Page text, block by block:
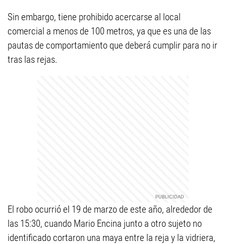
Sin embargo, tiene prohibido acercarse al local
comercial a menos de 100 metros, ya que es una de las
pautas de comportamiento que deberá cumplir para no ir
tras las rejas.
El robo ocurrió el 19 de marzo de este año, alrededor de
las 15:30, cuando Mario Encina junto a otro sujeto no
identificado cortaron una maya entre la reja y la vidriera,